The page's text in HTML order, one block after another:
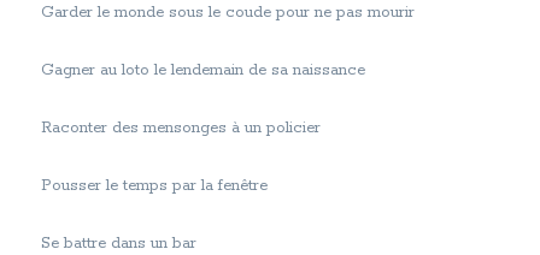
Garder le monde sous le coude pour ne pas mourir
Gagner au loto le lendemain de sa naissance
Raconter des mensonges à un policier
Pousser le temps par la fenêtre
Se battre dans un bar